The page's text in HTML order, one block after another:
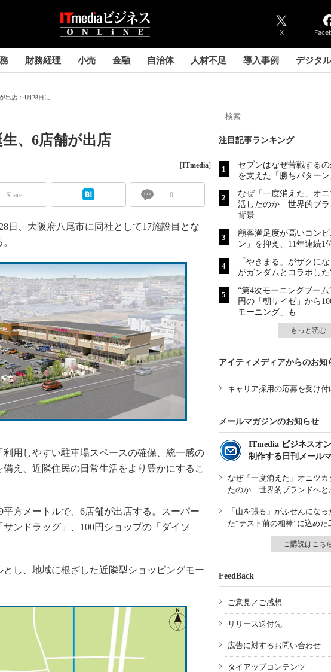
X
財務経理 小売 金融 自治体 人材不足 導入事例 デジタ
出店：4月28日に
、6店舗が出店
[ITmedia]
Share 0
、大阪府八尾市に同社として17施設目とな
用しやすい駐車場スペースの確保、統一感の
え、近隣住民の日常生活をより豊かにするこ
方メートルで、6店舗が出店する。スーパー
ンドラッグ」、100円ショップの「ダイソ
し、地域に根ざした近隣型ショッピングモー
注目記事ランキング
セブンはなぜ苦戦する
を支えた「勝ちパター
なぜ「一度消えた」オ
活したのか 世界的ブラ
背景
顧客満足度が高いコン
ン」を抑え、11年連続1
「やきまる」がザクに
がガンダムとコラボした
“第4次モーニングブー
円の「朝サイゼ」から
モーニング」も
もっと読む
アイティメディアからのお知
キャリア採用の応募を受け付
メールマガジンのお知らせ
ITmedia ビジネスオ
制作する日刊メール
なぜ「一度消えた」オニツカ
たのか 世界的ブランドへと
「山を張る」がふせんにな
た“テスト前の相棒”に込めた
ご購読はこち
FeedBack
ご意見／ご感想
リリース送付先
広告に対するお問い合わせ
タイアップコンテンツ